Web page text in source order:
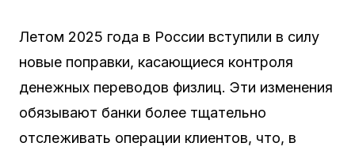
Летом 2025 года в России вступили в силу
новые поправки, касающиеся контроля
денежных переводов физлиц. Эти изменения
обязывают банки более тщательно
отслеживать операции клиентов, что, в